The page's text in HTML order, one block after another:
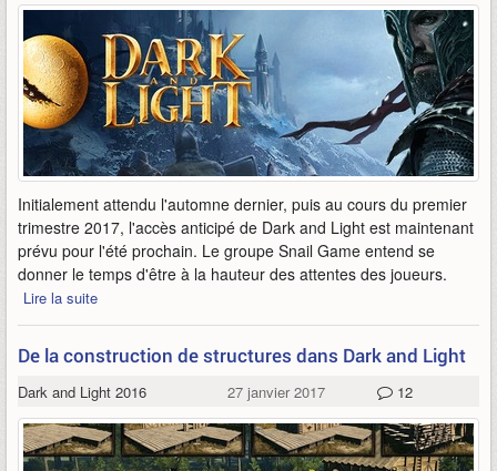
Initialement attendu l'automne dernier, puis au cours du premier
trimestre 2017, l'accès anticipé de Dark and Light est maintenant
prévu pour l'été prochain. Le groupe Snail Game entend se
donner le temps d'être à la hauteur des attentes des joueurs.
Lire la suite
De la construction de structures dans Dark and Light
Dark and Light 2016 27 janvier 2017 12